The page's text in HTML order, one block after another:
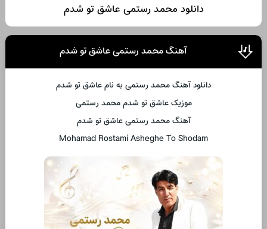
دانلود محمد رستمی عاشق تو شدم
آهنگ محمد رستمی عاشق تو شدم
دانلود آهنگ محمد رستمی به نام عاشق تو شدم
موزیک عاشق تو شدم محمد رستمی
آهنگ محمد رستمی عاشق تو شدم
Mohamad Rostami Asheghe To Shodam